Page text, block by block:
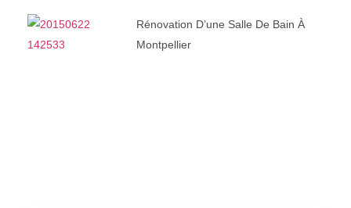
Rénovation D’une Salle De Bain À
Montpellier